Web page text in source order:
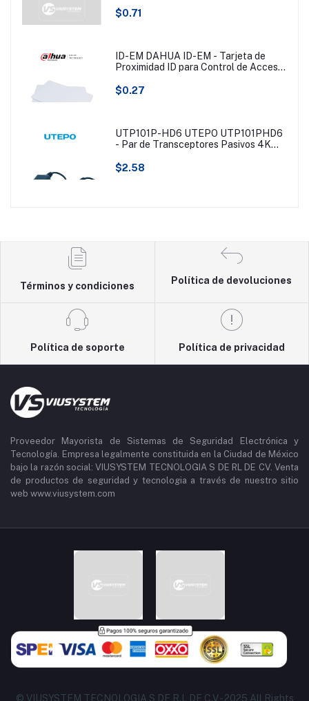
$0.71
ID-EM DAHUA ID-EM - Tarjeta de
Proximidad ID para Control de Acceso/
$0.27
UTP101P-HD6 UTEPO UTP101PHD6
- Par de Transceptores Pasivos 4K
Empalmes Ordenados, 4K hasta 150m,
$2.58
Términos y condiciones
Política de devoluciones
Política de soporte Política de privacidad
Proveedor Mayorista de Sistemas de Seguridad Electrónica y
Tecnología. Empresa legalmente constituida en la Ciudad de México
bajo la razón social: VIUSYSTEM TECNOLOGIA S DE RL DE CV. Venta
de productos de seguridad y tecnologia a través de nuestro sitio
web www.viusystem.com
© VIUSYSTEM TECNOLOGIA S DE R.L DE C.V - 2025 All Rights